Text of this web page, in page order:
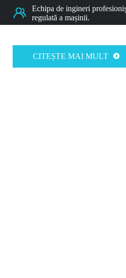

Echipa de ingineri
regulată a mașinii.
CITEȘTE MAI MULT